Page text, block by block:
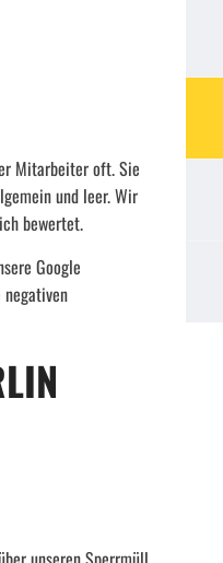
Mitarbeiter oft. Sie
und leer. Wir
bewertet.
Google